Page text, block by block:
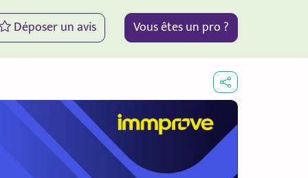
Déposer un avis Vous êtes un pro ?